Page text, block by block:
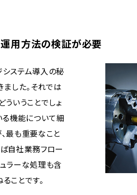
用方法の検証が必要
ステム導入の秘
ました。それでは
ういうことでしょ
る機能について細
最も重要なこと
自社業務フロー
ラーな処理も含
ことです。